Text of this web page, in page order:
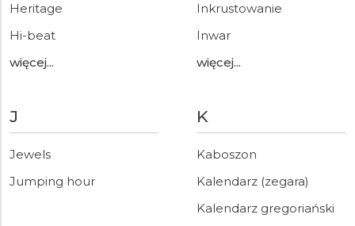
Heritage
Hi-beat
więcej...
Inkrustowanie
Inwar
więcej...
J
Jewels
Jumping hour
K
Kaboszon
Kalendarz (zegara)
Kalendarz gregoriański